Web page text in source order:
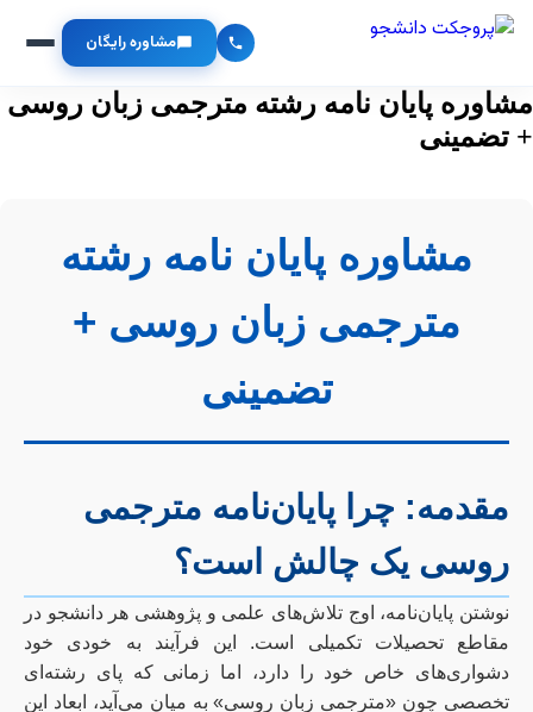
مشاوره رایگان
مشاوره پایان نامه رشته مترجمی زبان روسی
+ تضمینی
مشاوره پایان نامه رشته
مترجمی زبان روسی +
تضمینی
مقدمه: چرا پایان‌نامه مترجمی
روسی یک چالش است؟
نوشتن پایان‌نامه، اوج تلاش‌های علمی و پژوهشی هر دانشجو در
مقاطع تحصیلات تکمیلی است. این فرآیند به خودی خود
دشواری‌های خاص خود را دارد، اما زمانی که پای رشته‌ای
تخصصی چون «مترجمی زبان روسی» به میان می‌آید، ابعاد این